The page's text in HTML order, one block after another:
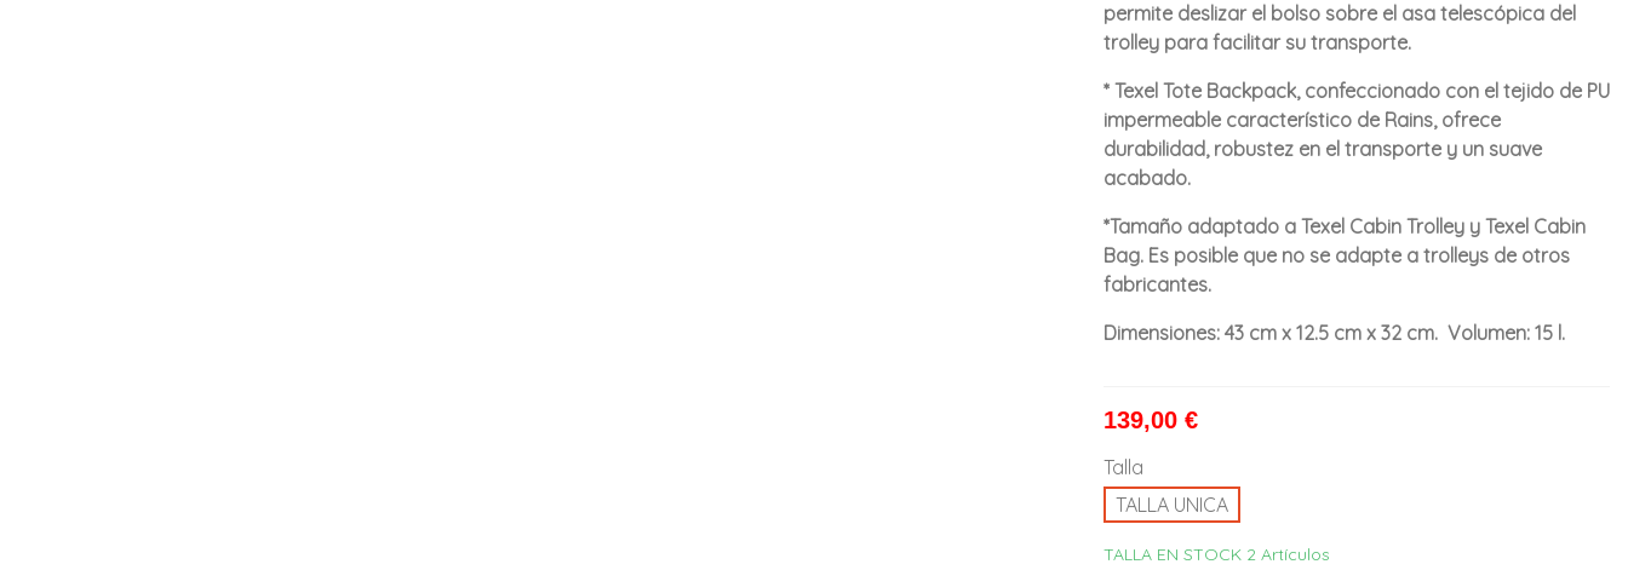
permite deslizar el bolso sobre el asa telescópica del
trolley para facilitar su transporte.
* Texel Tote Backpack, confeccionado con el tejido de PU
impermeable característico de Rains, ofrece
durabilidad, robustez en el transporte y un suave
acabado.
*Tamaño adaptado a Texel Cabin Trolley y Texel Cabin
Bag. Es posible que no se adapte a trolleys de otros
fabricantes.
Dimensiones: 43 cm x 12.5 cm x 32 cm. Volumen: 15 l.
139,00 €
Talla
TALLA UNICA
TALLA EN STOCK 2 Artículos